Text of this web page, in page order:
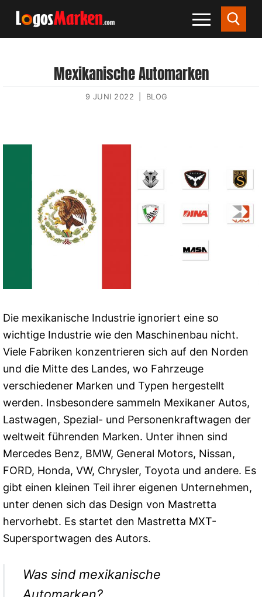
Mexikanische Automarken
9 JUNI 2022 BLOG
Die mexikanische Industrie ignoriert eine so
wichtige Industrie wie den Maschinenbau nicht.
Viele Fabriken konzentrieren sich auf den Norden
und die Mitte des Landes, wo Fahrzeuge
verschiedener Marken und Typen hergestellt
werden. Insbesondere sammeln Mexikaner Autos,
Lastwagen, Spezial- und Personenkraftwagen der
weltweit führenden Marken. Unter ihnen sind
Mercedes Benz, BMW, General Motors, Nissan,
FORD, Honda, VW, Chrysler, Toyota und andere. Es
gibt einen kleinen Teil ihrer eigenen Unternehmen,
unter denen sich das Design von Mastretta
hervorhebt. Es startet den Mastretta MXT-
Supersportwagen des Autors.
Was sind mexikanische